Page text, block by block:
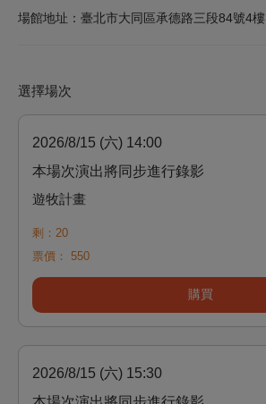
場館地址：臺北市大同區承德路三段84號4樓
選擇場次
2026/8/15 (六) 14:00
本場次演出將同步進行錄影
遊牧計畫
剩：20
票價：
550
購買
2026/8/15 (六) 15:30